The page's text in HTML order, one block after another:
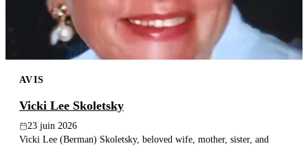
AVIS
Vicki Lee Skoletsky
23 juin 2026
Vicki Lee (Berman) Skoletsky, beloved wife, mother, sister, and